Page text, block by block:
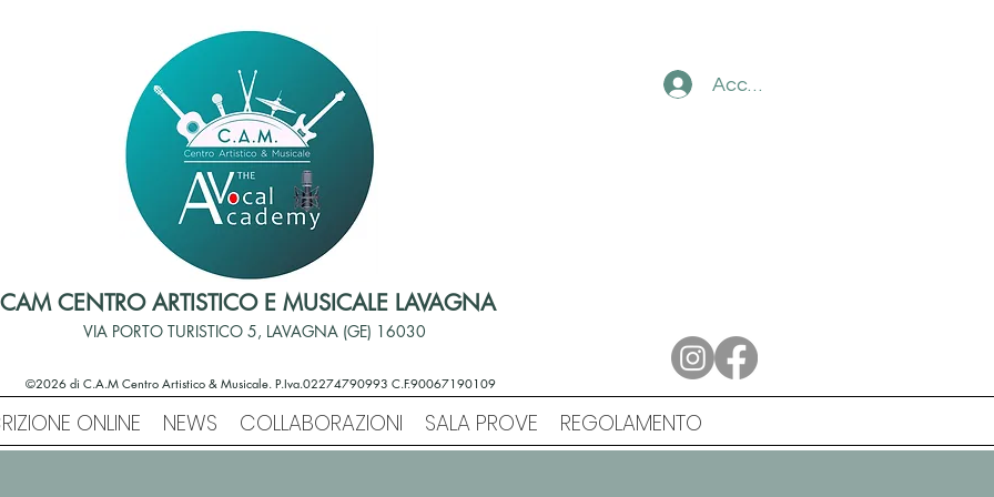
Accedi
CAM CENTRO ARTISTICO E MUSICALE LAVAGNA
VIA PORTO TURISTICO 5, LAVAGNA (GE) 16030
©2026 di C.A.M Centro Artistico & Musicale. P.Iva.02274790993 C.F.90067190109
ONLINE NEWS COLLABORAZIONI SALA PROVE REGOLAMENTO